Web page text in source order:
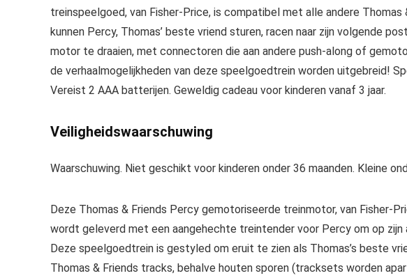
treinspeelgoed, van Fisher-Price, is compatibel met alle andere Thomas
kunnen Percy, Thomas’ beste vriend sturen, racen naar zijn volgende
motor te draaien, met connectoren die aan andere push-along of
de verhaalmogelijkheden van deze speelgoedtrein worden uitgebreid!
Vereist 2 AAA batterijen. Geweldig cadeau voor kinderen vanaf 3 jaar.
Veiligheidswaarschuwing
Waarschuwing. Niet geschikt voor kinderen onder 36 maanden. Kleine
Deze Thomas & Friends Percy gemotoriseerde treinmotor, van Fisher-
wordt geleverd met een aangehechte treintender voor Percy om op
Deze speelgoedtrein is gestyled om eruit te zien als Thomas’s beste
Thomas & Friends tracks, behalve houten sporen (tracksets worden